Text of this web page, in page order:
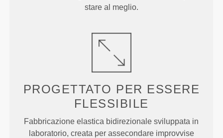
stare al meglio.
PROGETTATO PER ESSERE
FLESSIBILE
Fabbricazione elastica bidirezionale sviluppata in
laboratorio, creata per assecondare improvvise